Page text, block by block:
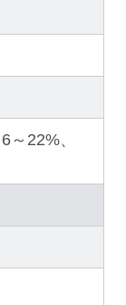
～22%、